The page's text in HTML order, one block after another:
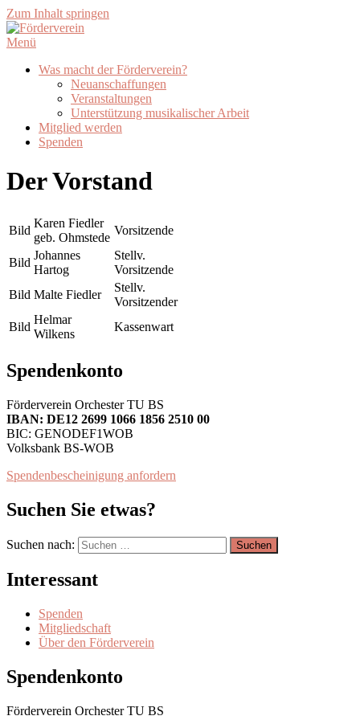
Zum Inhalt springen
Menü
Was macht der Förderverein?
Neuanschaffungen
Veranstaltungen
Unterstützung musikalischer Arbeit
Mitglied werden
Spenden
Der Vorstand
Bild
Karen Fiedler
geb. Ohmstede
Vorsitzende
Bild
Johannes
Hartog
Stellv.
Vorsitzende
Bild Malte Fiedler
Stellv.
Vorsitzender
Bild
Helmar
Wilkens
Kassenwart
Spendenkonto
Förderverein Orchester TU BS
IBAN: DE12 2699 1066 1856 2510 00
BIC: GENODEF1WOB
Volksbank BS-WOB
Spendenbescheinigung anfordern
Suchen Sie etwas?
Suchen nach:
Interessant
Spenden
Mitgliedschaft
Über den Förderverein
Spendenkonto
Förderverein Orchester TU BS